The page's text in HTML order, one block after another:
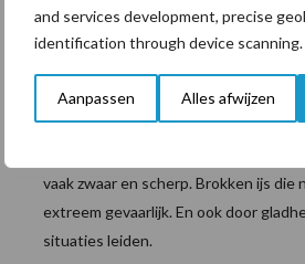
and services development, precise
identification through device scanning.
Aanpassen Alles afwijzen
Controleer altijd eerst de stabiliteit
folie losmaakt. Er kan algengroei op
Hierdoor wordt de folie glad. Dit kan
leiden.
vaak zwaar en scherp. Brokken ijs die
extreem gevaarlijk. En ook door
situaties leiden.